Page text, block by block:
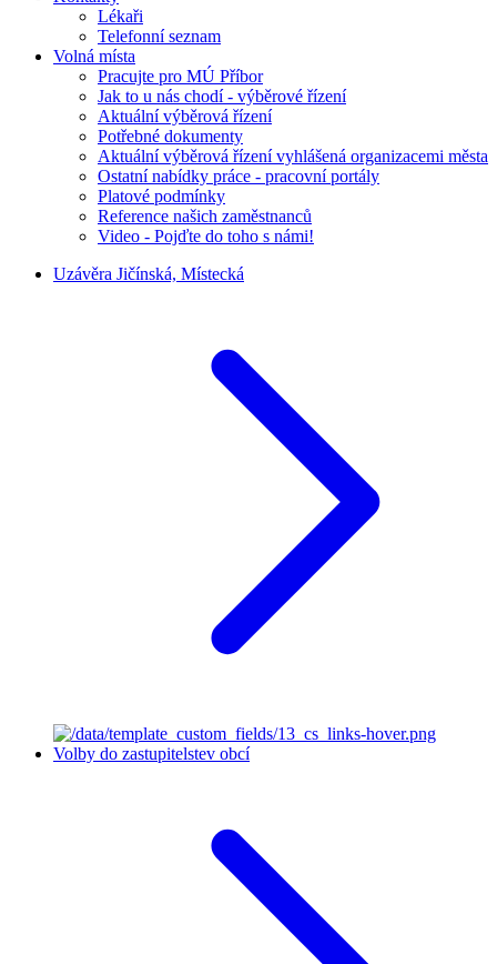
Lékaři
Telefonní seznam
Volná místa
Pracujte pro MÚ Příbor
Jak to u nás chodí - výběrové řízení
Aktuální výběrová řízení
Potřebné dokumenty
Aktuální výběrová řízení vyhlášená organizacemi města
Ostatní nabídky práce - pracovní portály
Platové podmínky
Reference našich zaměstnanců
Video - Pojďte do toho s námi!
Uzávěra Jičínská, Místecká
Volby do zastupitelstev obcí